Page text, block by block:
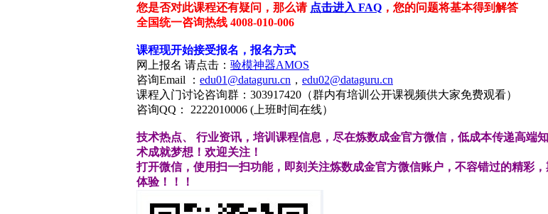
您是否对此课程还有疑问，那么请 点击进入 FAQ ，您的问题将基本得到解答
全国统一咨询热线 4008-010-006
课程现开始接受报名，报名方式
网上报名 请点击： 验模神器AMOS
咨询Email ： edu01@dataguru.cn ， edu02@dataguru.cn
课程入门讨论咨询群： 303917420 （群内有培训公开课视频供大家免费观看）
咨询QQ： 2222010006 (上班时间在线）
技术热点、
行业资讯，培训课程信息，尽在炼数成金官方微信，低成本传递高端
术成就梦想！欢迎关注！
打开微信，使用扫一扫功能，即刻关注炼数成金官方微信账户，不容错过的精彩
体验！！！